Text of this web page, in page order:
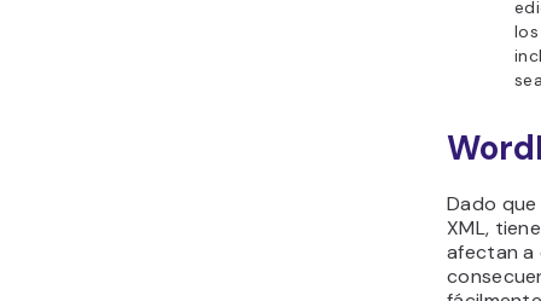
Dado
XML,
afectan a